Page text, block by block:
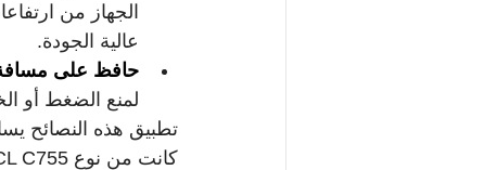
الجهاز من
عالية الجودة.
حافظ على
لمنع الضغط أو
تطبيق هذه النصائح
كانت من نوع TCL C755 أو نماذج QD-Mini LED أو 4K، ويوفر عليك تكاليف الإصلاح المرتفعة.